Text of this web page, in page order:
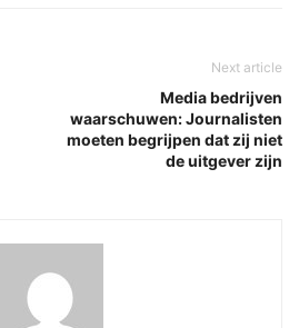
Next article
Media bedrijven
waarschuwen: Journalisten
moeten begrijpen dat zij niet
de uitgever zijn